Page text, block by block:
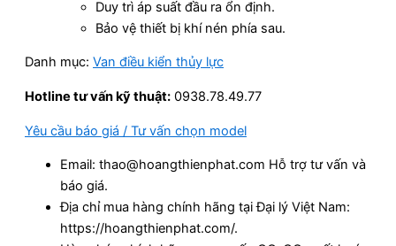
Duy trì áp suất đầu ra ổn định.
Bảo vệ thiết bị khí nén phía sau.
Danh mục: Van điều kiển thủy lực
Hotline tư vấn kỹ thuật: 0938.78.49.77
Yêu cầu báo giá / Tư vấn chọn model
Email: thao@hoangthienphat.com Hỗ trợ tư vấn và
báo giá.
Địa chỉ mua hàng chính hãng tại Đại lý Việt Nam:
https://hoangthienphat.com/.